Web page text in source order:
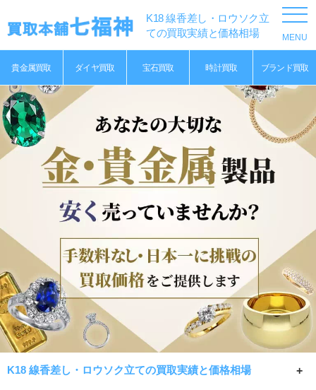
K18 線香差し・ロウソク立
ての買取実績と価格相場
貴金属買取 ダイヤ買取 宝石買取 時計買取 ブランド買取
K18 線香差し・ロウソク立ての買取実績と価格相場